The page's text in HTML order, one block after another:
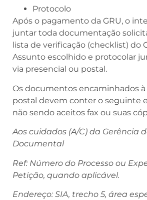
Protocolo
Após o pagamento da GRU, o
juntar toda documentação
lista de verificação (checklist) do
Assunto escolhido e protocolar
via presencial ou postal.
Os documentos encaminhados à
postal devem conter o seguinte
não sendo aceitos fax ou suas
Aos cuidados (A/C) da Gerência
Documental
Ref: Número do Processo ou
Petição, quando aplicável.
Endereço: SIA, trecho 5, área